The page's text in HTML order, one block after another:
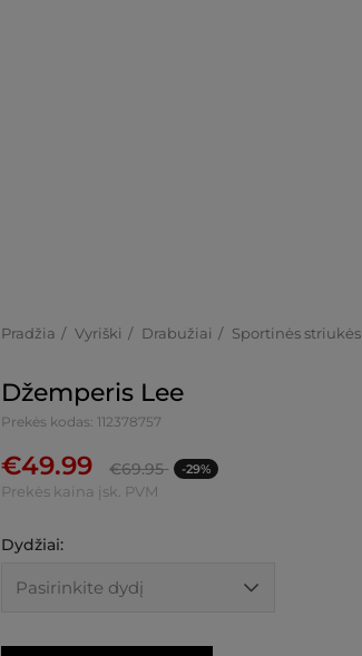
Pradžia Vyriški Drabužiai Sportinės striukės
Džemperis Lee
Prekės kodas: 112378757
€49.99 €69.95 -29%
Prekės kaina įsk. PVM
Dydžiai: